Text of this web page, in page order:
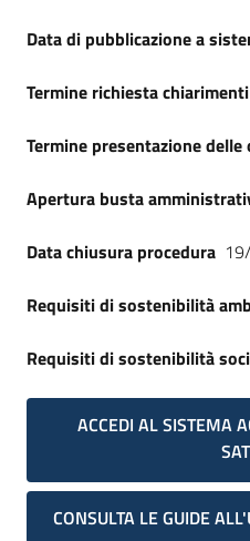
Data di pubblicazione a
Termine richiesta chiarimenti
Termine presentazione
Apertura busta
Data chiusura procedura
Requisiti di sostenibilità
Requisiti di sostenibilità
ACCEDI AL SISTEMA
CONSULTA LE GUIDE